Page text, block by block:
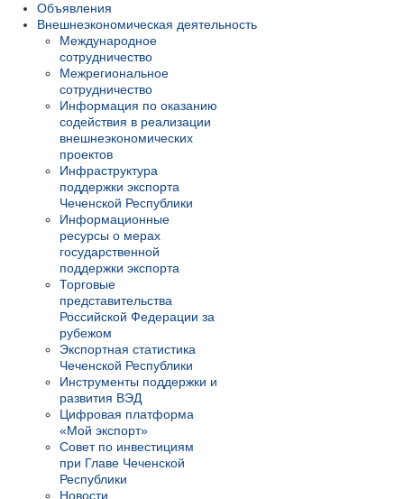
Объявления
Внешнеэкономическая деятельность
Международное
сотрудничество
Межрегиональное
сотрудничество
Информация по оказанию
содействия в реализации
внешнеэкономических
проектов
Инфраструктура
поддержки экспорта
Чеченской Республики
Информационные
ресурсы о мерах
государственной
поддержки экспорта
Торговые
представительства
Российской Федерации за
рубежом
Экспортная статистика
Чеченской Республики
Инструменты поддержки и
развития ВЭД
Цифровая платформа
«Мой экспорт»
Совет по инвестициям
при Главе Чеченской
Республики
Новости